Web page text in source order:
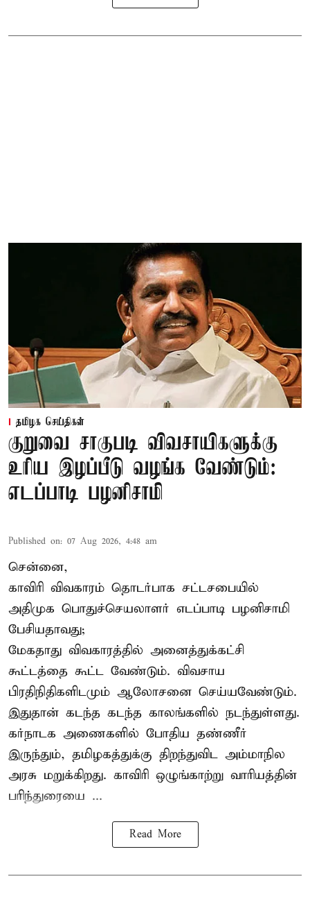
தமிழக செய்திகள்
குறுவை சாகுபடி விவசாயிகளுக்கு
உரிய இழப்பீடு வழங்க வேண்டும்:
எடப்பாடி பழனிசாமி
Published on: 07 Aug 2026, 4:48 am
சென்னை,
காவிரி விவகாரம் தொடர்பாக சட்டசபையில்
அதிமுக பொதுச்செயலாளர் எடப்பாடி பழனிசாமி
பேசியதாவது;
மேகதாது விவகாரத்தில் அனைத்துக்கட்சி
கூட்டத்தை கூட்ட வேண்டும். விவசாய
பிரதிநிதிகளிடமும் ஆலோசனை செய்யவேண்டும்.
இதுதான் கடந்த கடந்த காலங்களில் நடந்துள்ளது.
கர்நாடக அணைகளில் போதிய தண்ணீர்
இருந்தும், தமிழகத்துக்கு திறந்துவிட அம்மாநில
அரசு மறுக்கிறது. காவிரி ஒழுங்காற்று வாரியத்தின்
பரிந்துரையை ...
Read More